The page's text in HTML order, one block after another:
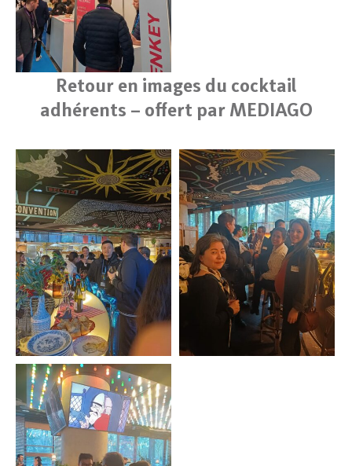
Retour en images du cocktail
adhérents – offert par MEDIAGO